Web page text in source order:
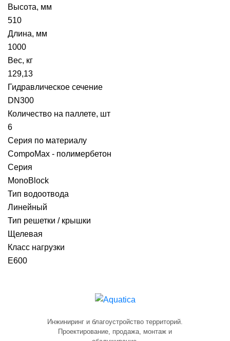
Высота, мм
510
Длина, мм
1000
Вес, кг
129,13
Гидравлическое сечение
DN300
Количество на паллете, шт
6
Серия по материалу
CompoMax - полимербетон
Серия
MonoBlock
Тип водоотвода
Линейный
Тип решетки / крышки
Щелевая
Класс нагрузки
E600
Инжиниринг и благоустройство территорий.
Проектирование, продажа, монтаж и